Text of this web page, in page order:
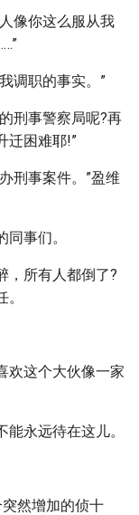
像你这么服从我
调职的事实。”
刑事警察局呢?再
迁困难耶!”
刑事案件。”盈维
事们。
，所有人都倒了?
欢这个大伙像一家
永远待在这儿。
然增加的侦十